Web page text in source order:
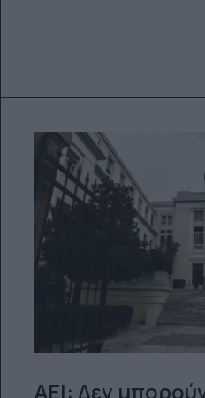
ΑΕΙ: Δεν